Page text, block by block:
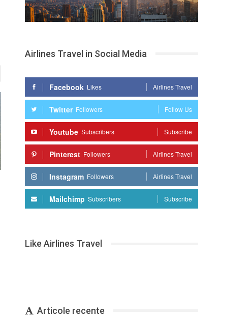
Airlines Travel in Social Media
Facebook Likes Airlines Travel
Twitter Followers Follow Us
Youtube Subscribers Subscribe
Pinterest Followers Airlines Travel
Instagram Followers Airlines Travel
Mailchimp Subscribers Subscribe
Like Airlines Travel
Articole recente